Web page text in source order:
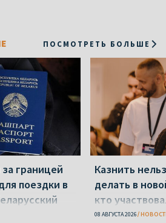
ПОСМОТРЕТЬ БОЛЬШЕ
границей
поездки в
Казнить
делать в
кто
08 АВГУСТА 2026